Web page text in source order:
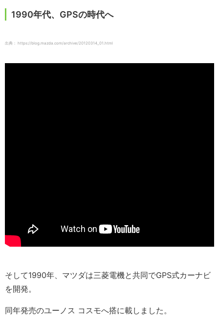
1990年代、GPSの時代へ
出典： https://blog.mazda.com/archive/20120314_01.html
そして1990年、マツダは三菱電機と共同でGPS式カーナビ
を開発。
同年発売のユーノス コスモへ搭に載しました。